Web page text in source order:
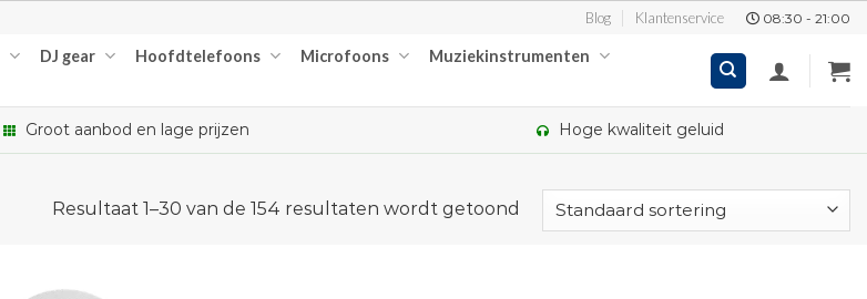
Blog Klantenservice 08:30 - 21:00
DJ gear Hoofdtelefoons Microfoons Muziekinstrumenten
Groot aanbod en lage prijzen Hoge kwaliteit geluid
Resultaat 1–30 van de 154 resultaten wordt getoond